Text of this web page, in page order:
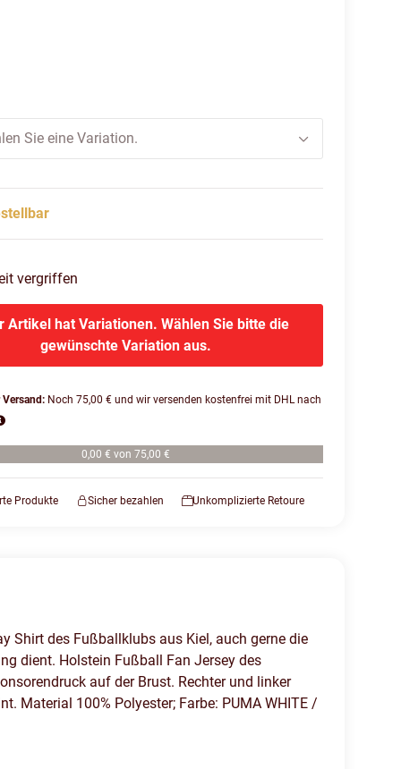
Sie eine Variation.
vergriffen
Artikel hat Variationen. Wählen Sie bitte die
gewünschte Variation aus.
Versand: Noch 75,00 € und wir versenden kostenfrei mit DHL nach
0,00 € von 75,00 €
Produkte Sicher bezahlen Unkomplizierte Retoure
Shirt des Fußballklubs aus Kiel, auch gerne die
dient. Holstein Fußball Fan Jersey des
auf der Brust. Rechter und linker
Material 100% Polyester; Farbe: PUMA WHITE /